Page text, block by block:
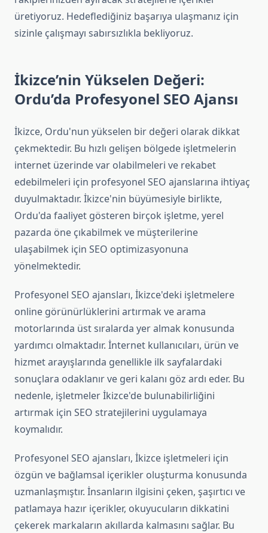
üretiyoruz. Hedeflediğiniz başarıya ulaşmanız için
sizinle çalışmayı sabırsızlıkla bekliyoruz.
İkizce’nin Yükselen Değeri:
Ordu’da Profesyonel SEO Ajansı
İkizce, Ordu'nun yükselen bir değeri olarak dikkat
çekmektedir. Bu hızlı gelişen bölgede işletmelerin
internet üzerinde var olabilmeleri ve rekabet
edebilmeleri için profesyonel SEO ajanslarına ihtiyaç
duyulmaktadır. İkizce'nin büyümesiyle birlikte,
Ordu'da faaliyet gösteren birçok işletme, yerel
pazarda öne çıkabilmek ve müşterilerine
ulaşabilmek için SEO optimizasyonuna
yönelmektedir.
Profesyonel SEO ajansları, İkizce'deki işletmelere
online görünürlüklerini artırmak ve arama
motorlarında üst sıralarda yer almak konusunda
yardımcı olmaktadır. İnternet kullanıcıları, ürün ve
hizmet arayışlarında genellikle ilk sayfalardaki
sonuçlara odaklanır ve geri kalanı göz ardı eder. Bu
nedenle, işletmeler İkizce'de bulunabilirliğini
artırmak için SEO stratejilerini uygulamaya
koymalıdır.
Profesyonel SEO ajansları, İkizce işletmeleri için
özgün ve bağlamsal içerikler oluşturma konusunda
uzmanlaşmıştır. İnsanların ilgisini çeken, şaşırtıcı ve
patlamaya hazır içerikler, okuyucuların dikkatini
çekerek markaların akıllarda kalmasını sağlar. Bu